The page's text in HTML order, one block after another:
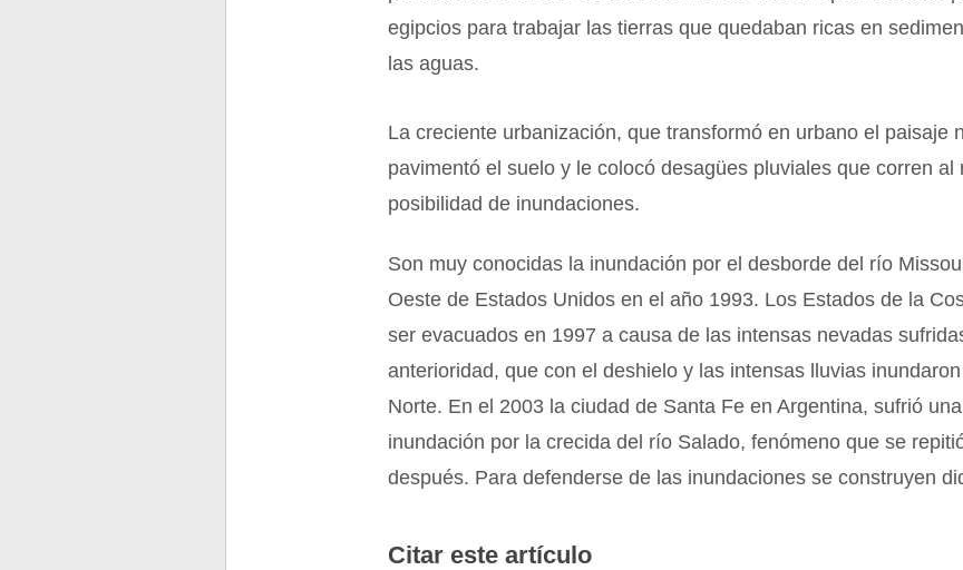
egipcios para trabajar las tierras que quedaban ricas en
las aguas.
La creciente urbanización, que transformó en urbano el paisaje
pavimentó el suelo y le colocó desagües pluviales que corren al
posibilidad de inundaciones.
Son muy conocidas la inundación por el desborde del río
Oeste de Estados Unidos en el año 1993. Los Estados de la
ser evacuados en 1997 a causa de las intensas nevadas
anterioridad, que con el deshielo y las intensas lluvias inundaron
Norte. En el 2003 la ciudad de Santa Fe en Argentina, sufrió
inundación por la crecida del río Salado, fenómeno que se
después. Para defenderse de las inundaciones se construyen
Citar este artículo